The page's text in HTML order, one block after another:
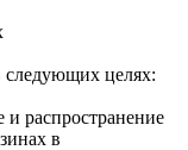
следующих целях:
распространение
в